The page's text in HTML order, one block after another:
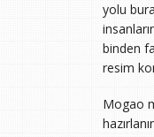
yolu
binden
resim
Mogao